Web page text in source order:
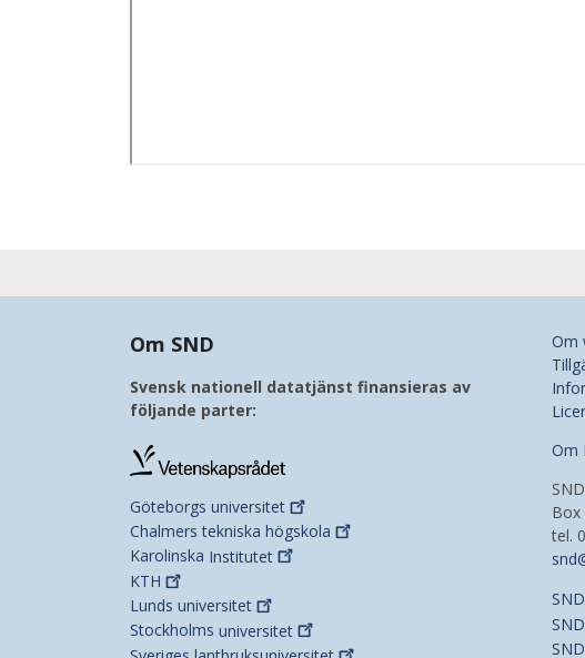
Om SND
Svensk nationell datatjänst finansieras av
följande parter:
Göteborgs universitet
Chalmers tekniska högskola
Karolinska Institutet
KTH
Lunds universitet
Stockholms universitet
Om
Om
Box
tel.